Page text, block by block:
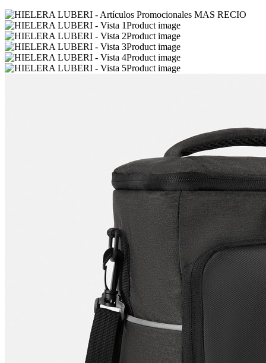
Product image
Product image
Product image
Product image
Product image